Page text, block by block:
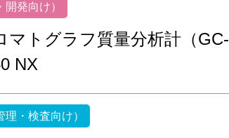
発向け）
トグラフ質量分析計（GC-
NX
・検査向け）